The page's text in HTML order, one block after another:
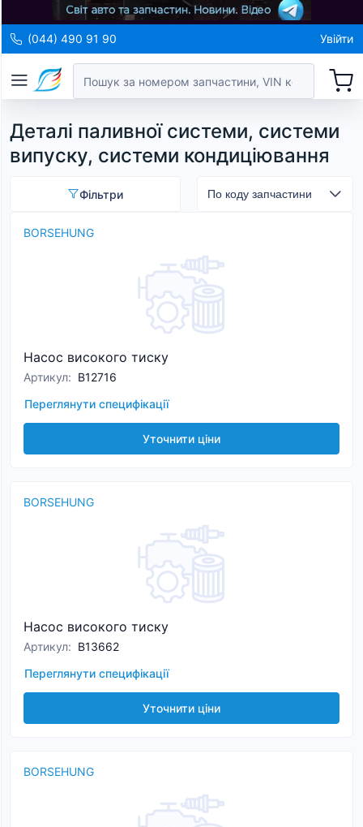
(044) 490 91 90 Увійти
Деталі паливної системи, системи
випуску, системи кондиціювання
Фільтри
BORSEHUNG
Насос високого тиску
Артикул: B12716
Переглянути специфікації
Уточнити ціни
BORSEHUNG
Насос високого тиску
Артикул: B13662
Переглянути специфікації
Уточнити ціни
BORSEHUNG